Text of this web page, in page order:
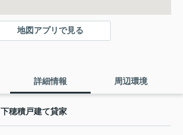
地図アプリで見る
詳細情報 周辺環境
下穂積戸建て貸家